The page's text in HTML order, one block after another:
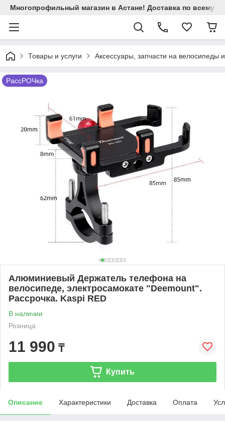
Многопрофильный магазин в Астане! Доставка по всему
Товары и услуги Аксессуары, запчасти на велосипеды
РассРОЧка
Алюминиевый Держатель телефона на
велосипеде, электросамокате "Deemount".
Рассрочка. Kaspi RED
В наличии
Розница
11 990 ₸
Купить
Описание Характеристики Доставка Оплата